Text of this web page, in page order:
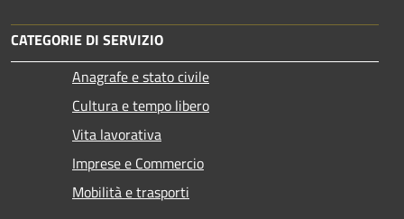
CATEGORIE DI SERVIZIO
Anagrafe e stato civile
Cultura e tempo libero
Vita lavorativa
Imprese e Commercio
Mobilità e trasporti